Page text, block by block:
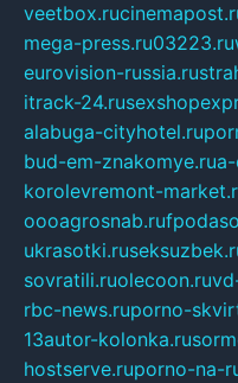
veetbox.ru
mega-press.ru03223.ru
eurovision-russia.ru
itrack-24.ru
alabuga-cityhotel.ru
bud-em-znakomye.ru
korolevremont-
oooagrosnab.ru
ukrasotki.ru
sovratili.ruolecoon.ru
rbc-news.ruporno-
13autor-kolonka.ru
hostserve.ruporno-na-